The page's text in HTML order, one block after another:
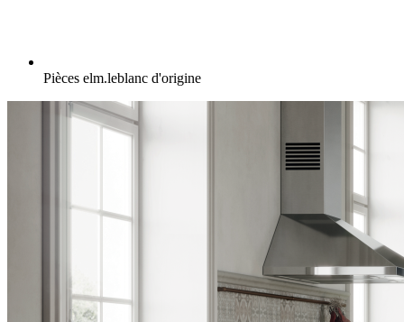
Pièces elm.leblanc d'origine